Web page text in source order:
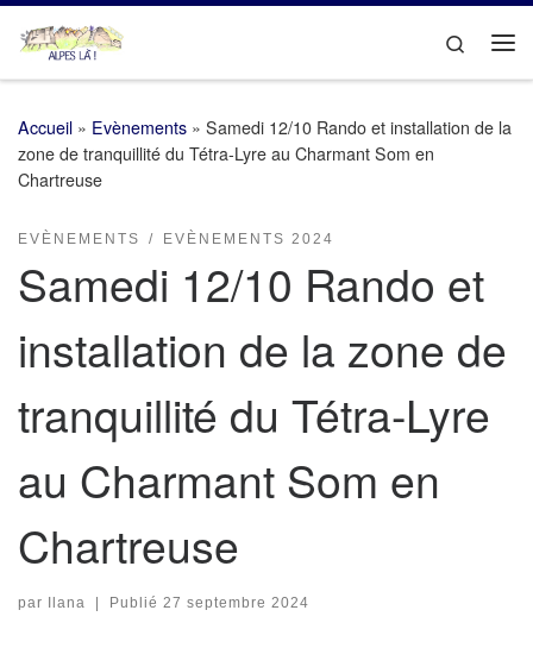
Passer au contenu
Search
Accueil » Evènements » Samedi 12/10 Rando et installation de la
zone de tranquillité du Tétra-Lyre au Charmant Som en
Chartreuse
EVÈNEMENTS EVÈNEMENTS 2024
Samedi 12/10 Rando et
installation de la zone de
tranquillité du Tétra-Lyre
au Charmant Som en
Chartreuse
par Ilana | Publié 27 septembre 2024